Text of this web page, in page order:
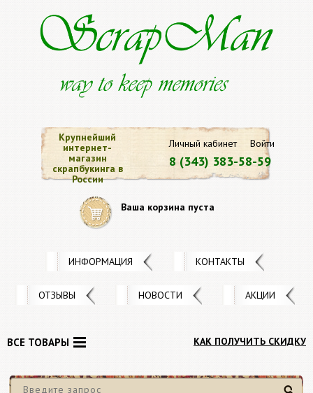
Личный кабинет Войти
8 (343) 383-58-59
Крупнейший
интернет-
магазин
скрапбукинга в
России
Ваша корзина пуста
ИНФОРМАЦИЯ КОНТАКТЫ
ОТЗЫВЫ НОВОСТИ АКЦИИ
КАК ПОЛУЧИТЬ СКИДКУ
ВСЕ ТОВАРЫ